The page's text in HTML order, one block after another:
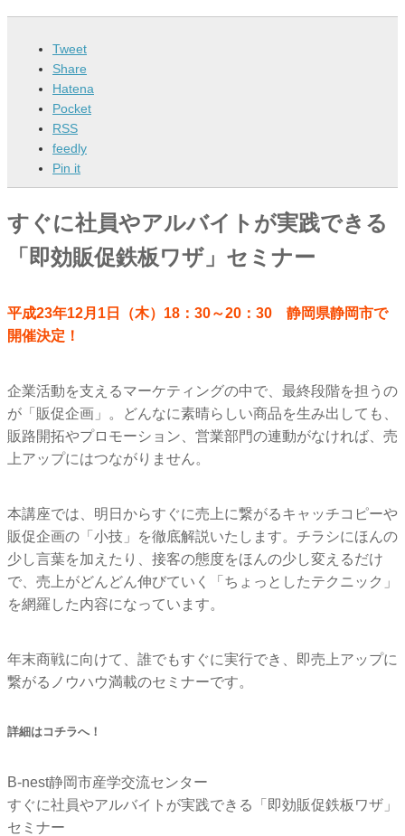
Tweet
Share
Hatena
Pocket
RSS
feedly
Pin it
すぐに社員やアルバイトが実践できる
「即効販促鉄板ワザ」セミナー
平成23年12月1日（木）18：30～20：30 静岡県静岡市で
開催決定！
企業活動を支えるマーケティングの中で、最終段階を担うの
が「販促企画」。どんなに素晴らしい商品を生み出しても、
販路開拓やプロモーション、営業部門の連動がなければ、売
上アップにはつながりません。
本講座では、明日からすぐに売上に繋がるキャッチコピーや
販促企画の「小技」を徹底解説いたします。チラシにほんの
少し言葉を加えたり、接客の態度をほんの少し変えるだけ
で、売上がどんどん伸びていく「ちょっとしたテクニック」
を網羅した内容になっています。
年末商戦に向けて、誰でもすぐに実行でき、即売上アップに
繋がるノウハウ満載のセミナーです。
詳細はコチラへ！
B-nest静岡市産学交流センター
すぐに社員やアルバイトが実践できる「即効販促鉄板ワザ」
セミナー